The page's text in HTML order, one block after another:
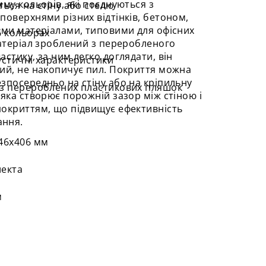
кольорів, які поєднуються з
різних відтінків, бетоном,
матеріалами, типовими для офісних
зроблений з переробленого
за ним легко доглядати, він
не накопичує пил. Покриття можна
на стіну або на кріпильну
створює порожній зазор між стіною і
що підвищує ефективність
на стіну або стелю
кольорах
характеристики
перероблених пластикових пляшок
мм